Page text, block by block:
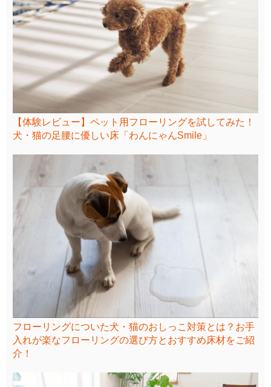
【体験レビュー】ペット用フローリングを試してみた！
犬・猫の足腰に優しい床「わんにゃんSmile」
フローリングについた犬・猫のおしっこ対策とは？お手
入れが楽なフローリングの選び方とおすすめ床材をご紹
介！